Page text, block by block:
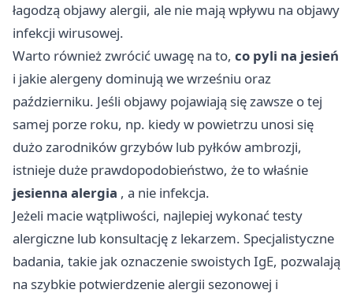
łagodzą objawy alergii, ale nie mają wpływu na objawy
infekcji wirusowej.
Warto również zwrócić uwagę na to, co pyli na jesień
i jakie alergeny dominują we wrześniu oraz
październiku. Jeśli objawy pojawiają się zawsze o tej
samej porze roku, np. kiedy w powietrzu unosi się
dużo zarodników grzybów lub pyłków ambrozji,
istnieje duże prawdopodobieństwo, że to właśnie
jesienna alergia , a nie infekcja.
Jeżeli macie wątpliwości, najlepiej wykonać testy
alergiczne lub konsultację z lekarzem. Specjalistyczne
badania, takie jak oznaczenie swoistych IgE, pozwalają
na szybkie potwierdzenie alergii sezonowej i